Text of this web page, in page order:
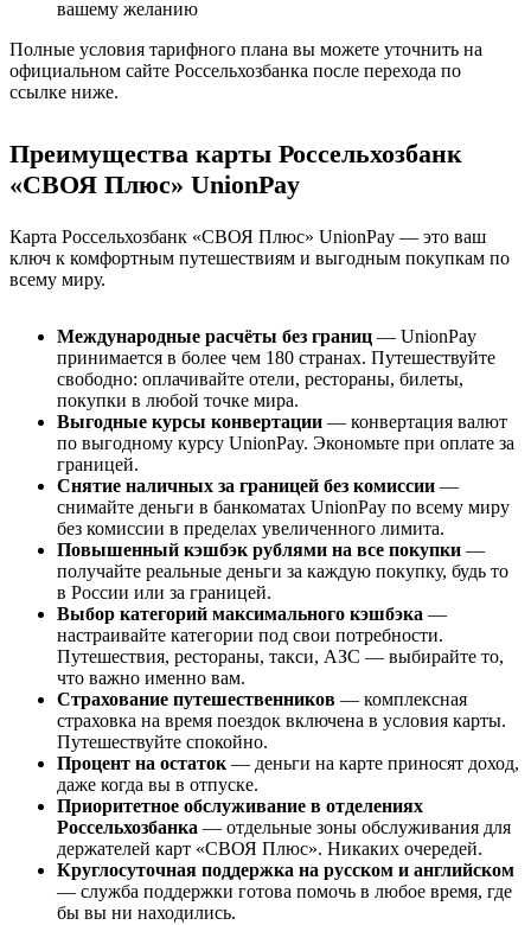
вашему желанию
Полные условия тарифного плана вы можете уточнить на
официальном сайте Россельхозбанка после перехода по
ссылке ниже.
Преимущества карты Россельхозбанк
«СВОЯ Плюс» UnionPay
Карта Россельхозбанк «СВОЯ Плюс» UnionPay — это ваш
ключ к комфортным путешествиям и выгодным покупкам по
всему миру.
Международные расчёты без границ — UnionPay
принимается в более чем 180 странах. Путешествуйте
свободно: оплачивайте отели, рестораны, билеты,
покупки в любой точке мира.
Выгодные курсы конвертации — конвертация валют
по выгодному курсу UnionPay. Экономьте при оплате за
границей.
Снятие наличных за границей без комиссии —
снимайте деньги в банкоматах UnionPay по всему миру
без комиссии в пределах увеличенного лимита.
Повышенный кэшбэк рублями на все покупки —
получайте реальные деньги за каждую покупку, будь то
в России или за границей.
Выбор категорий максимального кэшбэка —
настраивайте категории под свои потребности.
Путешествия, рестораны, такси, АЗС — выбирайте то,
что важно именно вам.
Страхование путешественников — комплексная
страховка на время поездок включена в условия карты.
Путешествуйте спокойно.
Процент на остаток— деньги на карте приносят доход,
даже когда вы в отпуске.
Приоритетное обслуживание в отделениях
Россельхозбанка — отдельные зоны обслуживания для
держателей карт «СВОЯ Плюс». Никаких очередей.
Круглосуточная поддержка на русском и английском
— служба поддержки готова помочь в любое время, где
бы вы ни находились.